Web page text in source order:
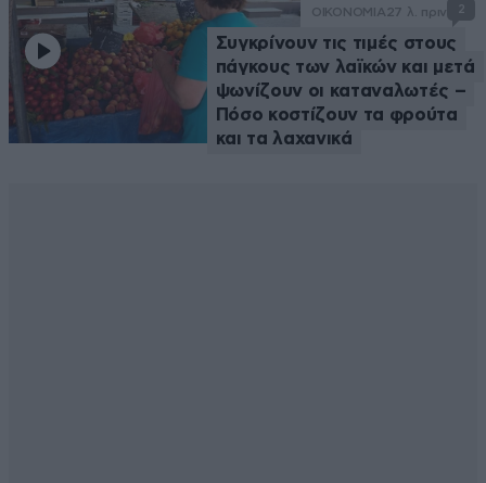
ΟΙΚΟΝΟΜΙΑ 27 λ. πριν 2
Συγκρίνουν τις τιμές στους
πάγκους των λαϊκών και μετά
ψωνίζουν οι καταναλωτές –
Πόσο κοστίζουν τα φρούτα
και τα λαχανικά